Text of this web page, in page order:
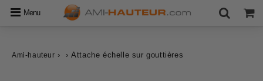
Menu
Ami-hauteur › › Attache échelle sur gouttières